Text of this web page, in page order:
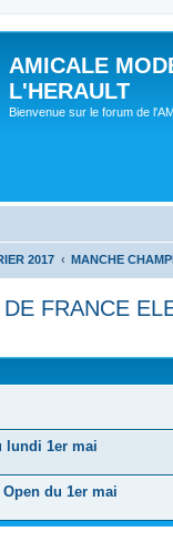
AMICALE
L'HERAULT
Bienvenue sur le forum de
2017 MANCHE
FRANCE
lundi 1er mai
du 1er mai